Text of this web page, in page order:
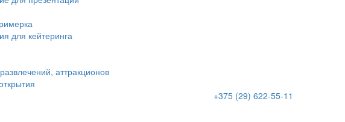
для кейтеринга
аттракционов
+375 (29) 622-55-11